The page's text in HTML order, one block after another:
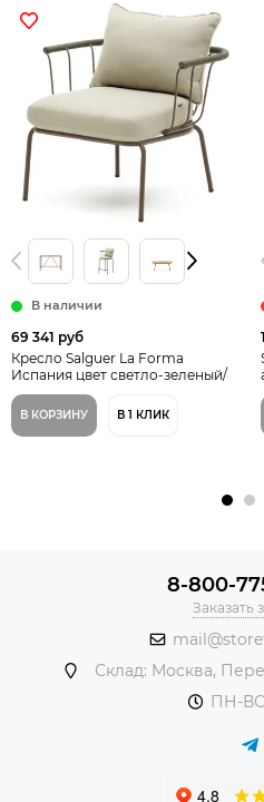
В наличии
69 341 руб
Кресло Salguer La Forma
Испания цвет светло-зеленый/
коричневый
В КОРЗИНУ В 1 КЛИК
8-800-
Заказать
Склад: Москва,
ПН-